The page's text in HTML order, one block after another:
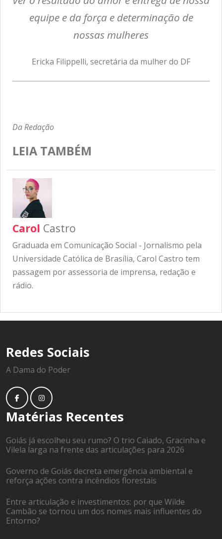
equipe e da força e determinação de
nossas mulheres
Ericka Filippelli, secretária da mulher do DF
Da Redação
LEIA TAMBÉM
Carol Castro
Graduada em Comunicação Social - Jornalismo pela
Universidade Católica de Brasília, Carol Castro tem
passagem por assessoria de imprensa, redação e
rádio.
Redes Sociais
A Dama do Poder
Matérias Recentes
Goiás já escolheu seu rumo? O trio Caiado, Gracinha e
Vilela larga na frente das articulações para 2026
Governo de Goiás decreta emergência ambiental e
reforça ações contra incêndios florestais
Entre articulação e investimentos: por que Wilde
Cambão se tornou um dos nomes mais influentes do
Entorno?